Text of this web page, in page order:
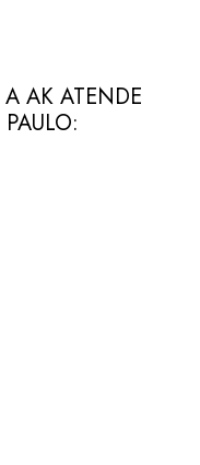
AK ATENDE